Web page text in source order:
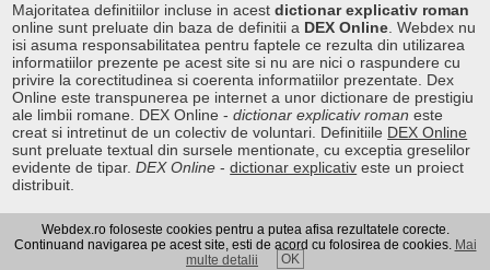
Majoritatea definitiilor incluse in acestdictionar explicativ roman
online sunt preluate din baza de definitii a DEX Online . Webdex nu
isi asuma responsabilitatea pentru faptele ce rezulta din utilizarea
informatiilor prezente pe acest site si nu are nici o raspundere cu
privire la corectitudinea si coerenta informatiilor prezentate. Dex
Online este transpunerea pe internet a unor dictionare de prestigiu
ale limbii romane. DEX Online -dictionar explicativ roman este
creat si intretinut de un colectiv de voluntari. Definitiile DEX Online
sunt preluate textual din sursele mentionate, cu exceptia greselilor
evidente de tipar.DEX Online -dictionar explicativ este un proiect
distribuit.
Curs valutar|Kurs walut|Pret fier vechi
Webdex.ro foloseste cookies pentru a putea afisa rezultatele corecte.
Continuand navigarea pe acest site, esti de acord cu folosirea de cookies. Mai
multe detalii
OK